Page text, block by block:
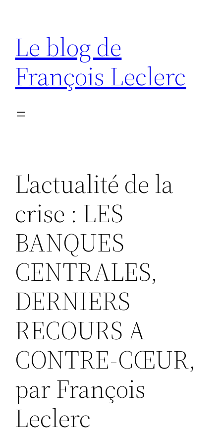
contenu
Le blog de
François Leclerc
L'actualité de la
crise : LES
BANQUES
CENTRALES,
DERNIERS
RECOURS A
CONTRE-CŒUR,
par François
Leclerc